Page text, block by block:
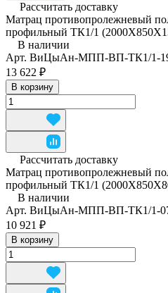
Рассчитать доставку
Матрац противопролежневый
профильный ТК1/1
В наличии
Арт. ВиЦыАн-МПП-ВП-ТК1/1-
13 622 ₽
В корзину
Рассчитать доставку
Матрац противопролежневый
профильный ТК1/1
В наличии
Арт. ВиЦыАн-МПП-ВП-ТК1/1-
10 921 ₽
В корзину